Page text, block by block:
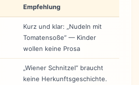
Empfehlung
Kurz und klar: „Nudeln mit
Tomatensoße” — Kinder
wollen keine Prosa
„Wiener Schnitzel” braucht
keine Herkunftsgeschichte.